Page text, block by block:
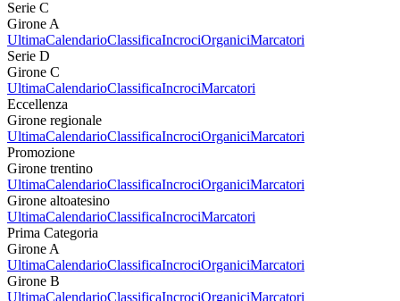
Serie C
Girone A
UltimaCalendarioClassificaIncrociOrganiciMarcatori
Serie D
Girone C
UltimaCalendarioClassificaIncrociMarcatori
Eccellenza
Girone regionale
UltimaCalendarioClassificaIncrociOrganiciMarcatori
Promozione
Girone trentino
UltimaCalendarioClassificaIncrociOrganiciMarcatori
Girone altoatesino
UltimaCalendarioClassificaIncrociMarcatori
Prima Categoria
Girone A
UltimaCalendarioClassificaIncrociOrganiciMarcatori
Girone B
UltimaCalendarioClassificaIncrociOrganiciMarcatori